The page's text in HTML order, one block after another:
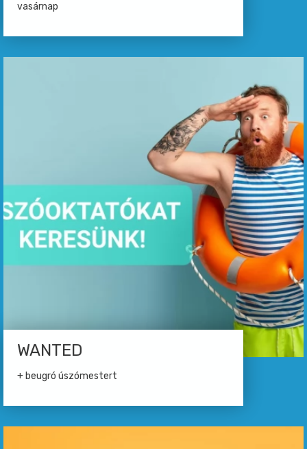
vasárnap
WANTED
+ beugró úszómestert